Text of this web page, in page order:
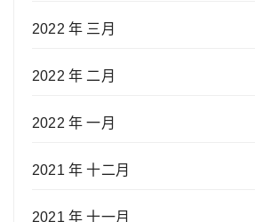
2022 年 三月
2022 年 二月
2022 年 一月
2021 年 十二月
2021 年 十一月